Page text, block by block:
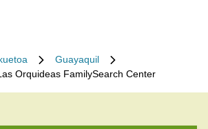
Guayaquil
Orquideas FamilySearch Center